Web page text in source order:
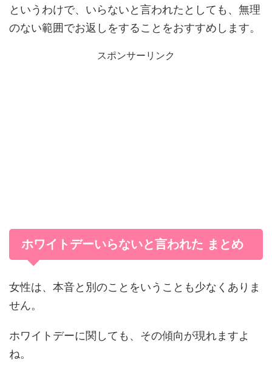
というわけで、いらないと言われたとしても、無理
のない範囲でお返しをすることをおすすめします。
スポンサーリンク
ホワイトデーいらないと言われた まとめ
女性は、本音と別のことをいうことも少なくありま
せん。
ホワイトデーに関しても、その傾向が現れますよ
ね。